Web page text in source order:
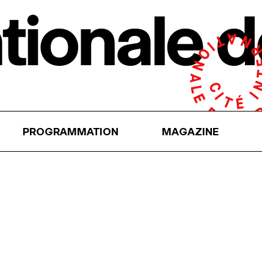
PROGRAMMATION MAGAZINE